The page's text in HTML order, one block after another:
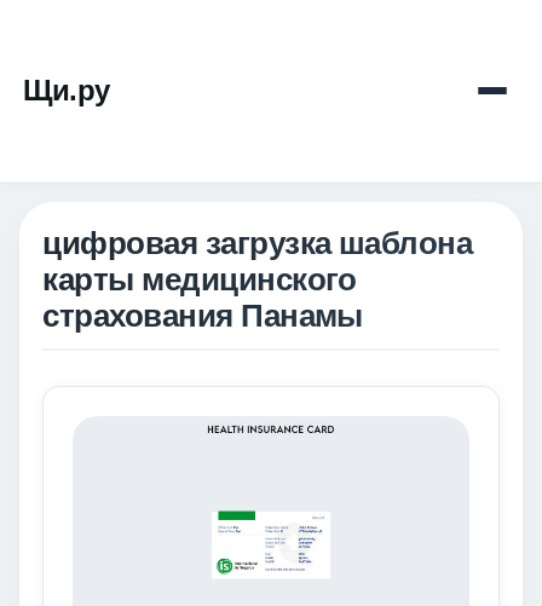
Щи.ру
цифровая загрузка шаблона
карты медицинского
страхования Панамы